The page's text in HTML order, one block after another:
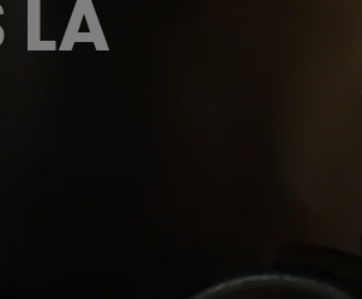
LA